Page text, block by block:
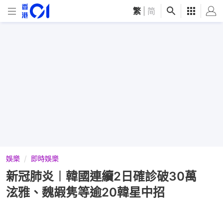
繁 简
娛樂 即時娛樂
新冠肺炎︱韓國連續2日確診破30萬
泫雅、魏嘏隽等逾20韓星中招